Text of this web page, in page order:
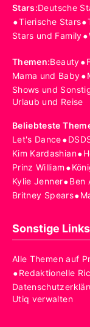
Stars:Deutsche
•Tierische Stars•
Stars und Family•
Themen:Beauty•
Mama und Baby•
Shows und
Urlaub und Reise
Beliebteste
Let's Dance•
Kim Kardashian•
Prinz William •
Kylie Jenner•Ben
Britney Spears•
Sonstige Links
Alle Themen auf
•Redaktionelle
Utiq verwalten